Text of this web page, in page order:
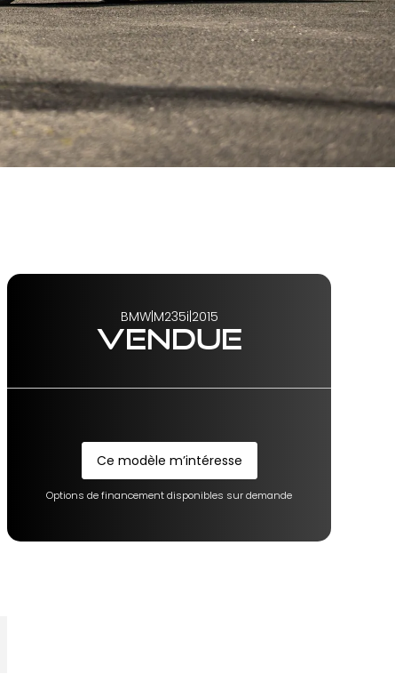
BMW| M235i 2015
VENDUE
Ce modèle m’intéresse
Options de financement disponibles sur demande